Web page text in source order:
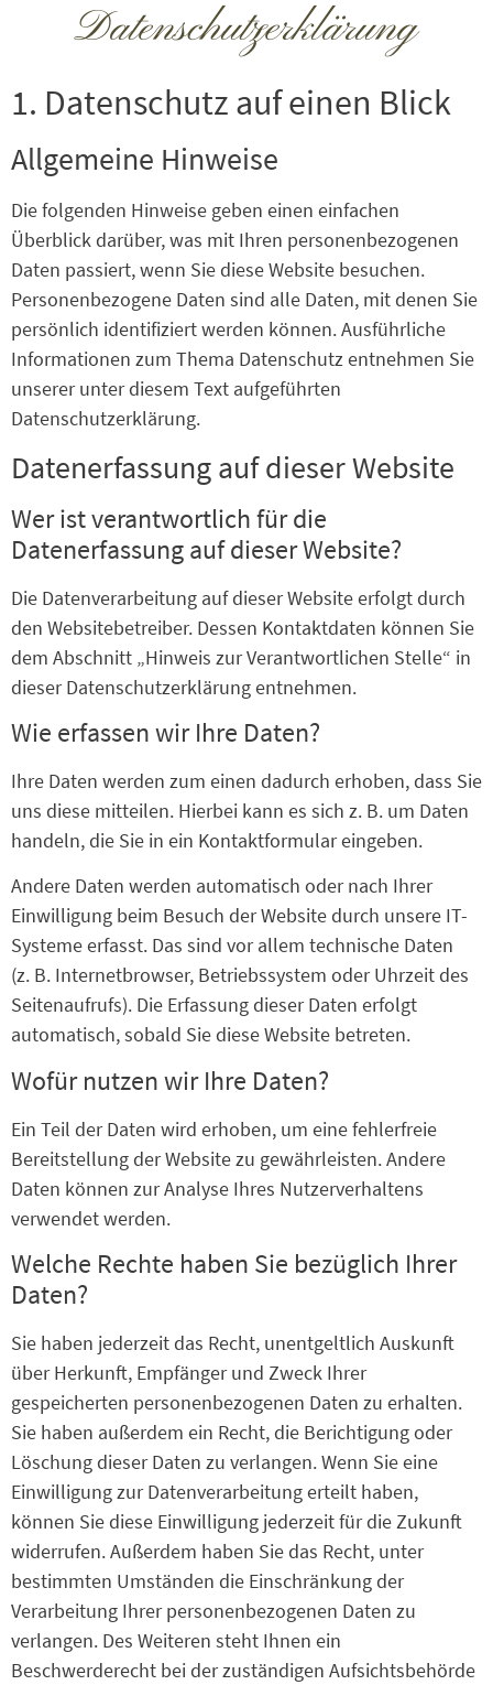
Datenschutzerklärung
1. Datenschutz auf einen Blick
Allgemeine Hinweise
Die folgenden Hinweise geben einen einfachen
Überblick darüber, was mit Ihren personenbezogenen
Daten passiert, wenn Sie diese Website besuchen.
Personenbezogene Daten sind alle Daten, mit denen Sie
persönlich identifiziert werden können. Ausführliche
Informationen zum Thema Datenschutz entnehmen Sie
unserer unter diesem Text aufgeführten
Datenschutzerklärung.
Datenerfassung auf dieser Website
Wer ist verantwortlich für die
Datenerfassung auf dieser Website?
Die Datenverarbeitung auf dieser Website erfolgt durch
den Websitebetreiber. Dessen Kontaktdaten können Sie
dem Abschnitt „Hinweis zur Verantwortlichen Stelle“ in
dieser Datenschutzerklärung entnehmen.
Wie erfassen wir Ihre Daten?
Ihre Daten werden zum einen dadurch erhoben, dass Sie
uns diese mitteilen. Hierbei kann es sich z. B. um Daten
handeln, die Sie in ein Kontaktformular eingeben.
Andere Daten werden automatisch oder nach Ihrer
Einwilligung beim Besuch der Website durch unsere IT-
Systeme erfasst. Das sind vor allem technische Daten
(z. B. Internetbrowser, Betriebssystem oder Uhrzeit des
Seitenaufrufs). Die Erfassung dieser Daten erfolgt
automatisch, sobald Sie diese Website betreten.
Wofür nutzen wir Ihre Daten?
Ein Teil der Daten wird erhoben, um eine fehlerfreie
Bereitstellung der Website zu gewährleisten. Andere
Daten können zur Analyse Ihres Nutzerverhaltens
verwendet werden.
Welche Rechte haben Sie bezüglich Ihrer
Daten?
Sie haben jederzeit das Recht, unentgeltlich Auskunft
über Herkunft, Empfänger und Zweck Ihrer
gespeicherten personenbezogenen Daten zu erhalten.
Sie haben außerdem ein Recht, die Berichtigung oder
Löschung dieser Daten zu verlangen. Wenn Sie eine
Einwilligung zur Datenverarbeitung erteilt haben,
können Sie diese Einwilligung jederzeit für die Zukunft
widerrufen. Außerdem haben Sie das Recht, unter
bestimmten Umständen die Einschränkung der
Verarbeitung Ihrer personenbezogenen Daten zu
verlangen. Des Weiteren steht Ihnen ein
Beschwerderecht bei der zuständigen Aufsichtsbehörde